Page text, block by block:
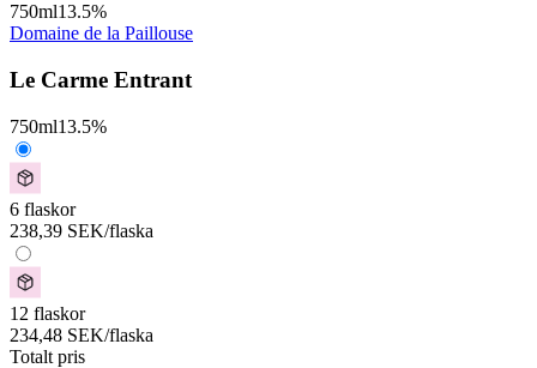
750ml13.5%
Domaine de la Paillouse
Le Carme Entrant
750ml13.5%
6 flaskor
238,39 SEK/flaska
12 flaskor
234,48 SEK/flaska
Totalt pris